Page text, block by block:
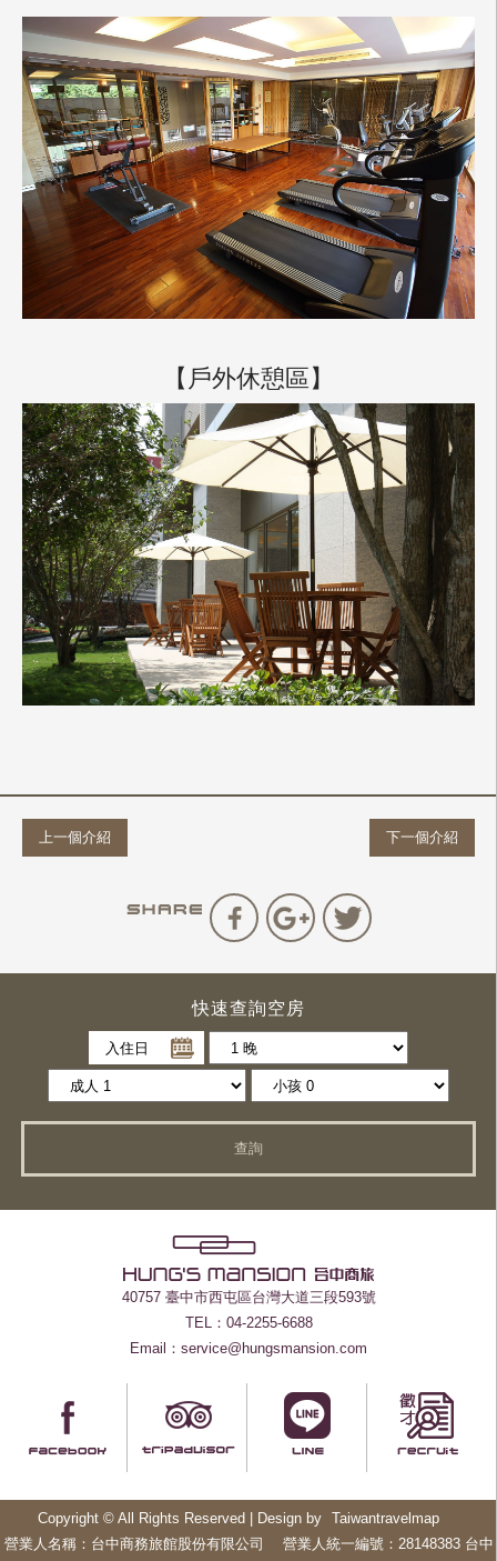
【戶外休憩區】
上一個介紹 下一個介紹
快速查詢空房
入住日
查詢
40757 臺中市西屯區台灣大道三段593號
TEL：04-2255-6688
Email：service@hungsmansion.com
Copyright © All Rights Reserved | Design by Taiwantravelmap
營業人名稱：台中商務旅館股份有限公司 營業人統一編號：28148383 台中